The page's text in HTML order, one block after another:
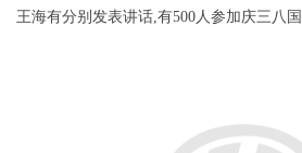
王海有分别发表讲话,有500人参加庆三八国